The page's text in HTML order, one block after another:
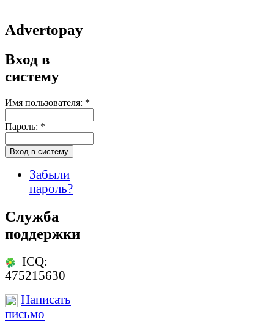
Advertopay
Вход в
систему
Имя пользователя: *
Пароль: *
Забыли
пароль?
Служба
поддержки
ICQ:
475215630
Написать
письмо